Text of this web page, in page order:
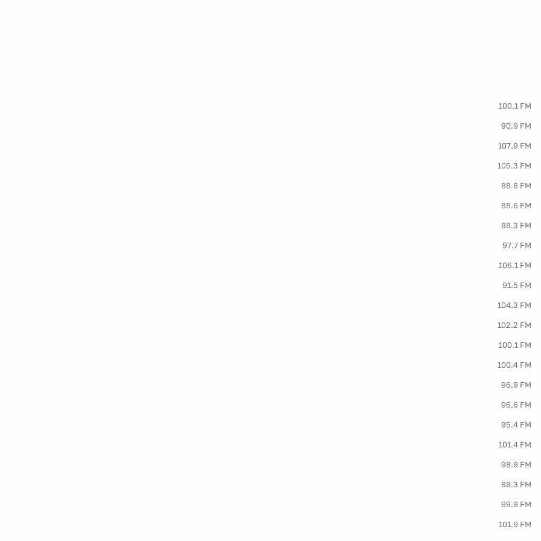
100.1 FM
90.9 FM
107.9 FM
105.3 FM
88.8 FM
88.6 FM
88.3 FM
97.7 FM
106.1 FM
91.5 FM
104.3 FM
102.2 FM
100.1 FM
100.4 FM
96.9 FM
96.6 FM
95.4 FM
101.4 FM
98.9 FM
88.3 FM
99.9 FM
101.9 FM